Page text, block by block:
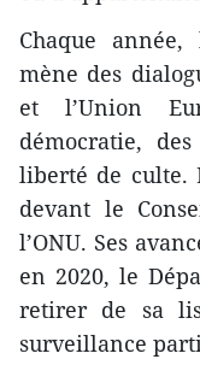
Chaque
mène des
et l’Union
démocratie,
liberté de culte.
devant le
l’ONU. Ses
en 2020, le
retirer de sa
surveillance